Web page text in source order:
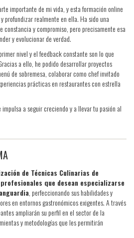
importante de mi vida, y esta formación online
profundizar realmente en ella. Ha sido una
constancia y compromiso, pero precisamente esa
y evolucionar de verdad.
nivel y el feedback constante son lo que
a ello, he podido desarrollar proyectos
de sobremesa, colaborar como chef invitado
prácticas en restaurantes con estrella
a seguir creciendo y a llevar tu pasión al
de Técnicas Culinarias de
profesionales que desean especializarse
, perfeccionando sus habilidades y
en entornos gastronómicos exigentes. A través
ampliarán su perfil en el sector de la
y metodologías que les permitirán